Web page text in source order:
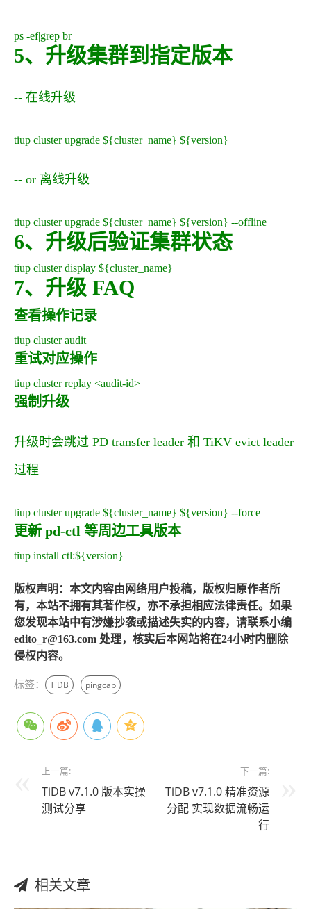
ps -ef|grep br
5、升级集群到指定版本
-- 在线升级
tiup cluster upgrade ${cluster_name} ${version}
-- or 离线升级
tiup cluster upgrade ${cluster_name} ${version} --offline
6、升级后验证集群状态
tiup cluster display ${cluster_name}
7、升级 FAQ
查看操作记录
tiup cluster audit
重试对应操作
tiup cluster replay <audit-id>
强制升级
升级时会跳过 PD transfer leader 和 TiKV evict leader
过程
tiup cluster upgrade ${cluster_name} ${version} --force
更新 pd-ctl 等周边工具版本
tiup install ctl:${version}
版权声明：本文内容由网络用户投稿，版权归原作者所
有，本站不拥有其著作权，亦不承担相应法律责任。如果
您发现本站中有涉嫌抄袭或描述失实的内容，请联系小编
edito_r@163.com 处理，核实后本网站将在24小时内删除
侵权内容。
标签： TiDB pingcap
上一篇:
TiDB v7.1.0 版本实操
测试分享
下一篇:
TiDB v7.1.0 精准资源
分配 实现数据流畅运
行
相关文章